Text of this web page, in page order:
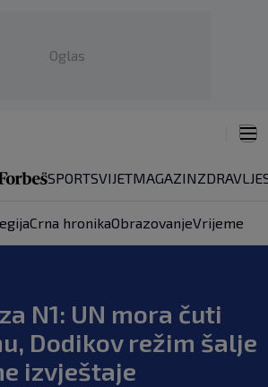
Oglas
SPORTSVIJETMAGAZINZDRAVLJE
Crna hronikaObrazovanjeVrijeme
N1: UN mora čuti
Dodikov režim šalje
izvještaje